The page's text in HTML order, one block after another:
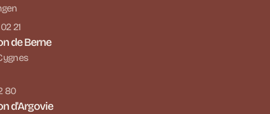
21
de Berne
80
d'Argovie